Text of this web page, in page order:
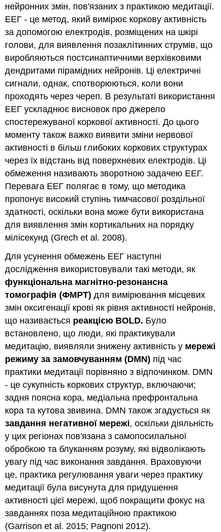
нейронних змін, пов'язаних з практикою медитації.
ЕЕГ - це метод, який вимірює коркову активність
за допомогою електродів, розміщених на шкірі
голови, для виявлення позаклітинних струмів, що
виробляються постсинаптичними верхівковими
дендритами пірамідних нейронів. Ці електричні
сигнали, однак, спотворюються, коли вони
проходять через череп. В результаті використання
ЕЕГ ускладнює висновок про джерело
спостережуваної коркової активності. До цього
моменту також важко виявити зміни нервової
активності в більш глибоких коркових структурах
через їх відстань від поверхневих електродів. Ці
обмеження називають зворотною задачею ЕЕГ.
Перевага ЕЕГ полягає в тому, що методика
пропонує високий ступінь тимчасової роздільної
здатності, оскільки вона може бути використана
для виявлення змін кортикальних на порядку
мілісекунд (Grech et al. 2008).
Для усунення обмежень ЕЕГ наступні
дослідження використовували такі методи, як
функціональна магнітно-резонансна
томографія (ФМРТ) для вимірювання місцевих
змін оксигенації крові як рівня активності нейронів,
що називається реакцією BOLD. Було
встановлено, що люди, які практикували
медитацію, виявляли знижену активність у мережі
режиму за замовчуванням (DMN) під час
практики медитації порівняно з відпочинком. DMN
- це сукупність коркових структур, включаючи;
задня поясна кора, медіальна префронтальна
кора та кутова звивина. DMN також згадується як
завдання негативної мережі, оскільки діяльність
у цих регіонах пов'язана з самопосилальної
обробкою та блуканням розуму, які відволікають
увагу під час виконання завдання. Враховуючи
це, практика регулювання уваги через практику
медитації була висунута для придушення
активності цієї мережі, щоб покращити фокус на
завданнях поза медитаційною практикою
(Garrison et al. 2015; Pagnoni 2012).